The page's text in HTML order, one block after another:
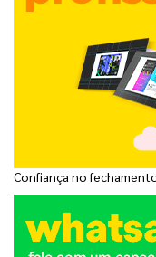
Confiança no